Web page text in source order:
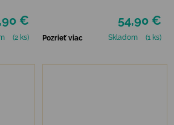
€
(2 ks)
RESIN CASTING CONCH
54,90 €
Pozrieť viac Skladom (1 ks)